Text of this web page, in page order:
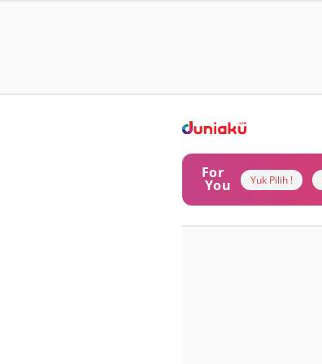
For
You Yuk Pilih !